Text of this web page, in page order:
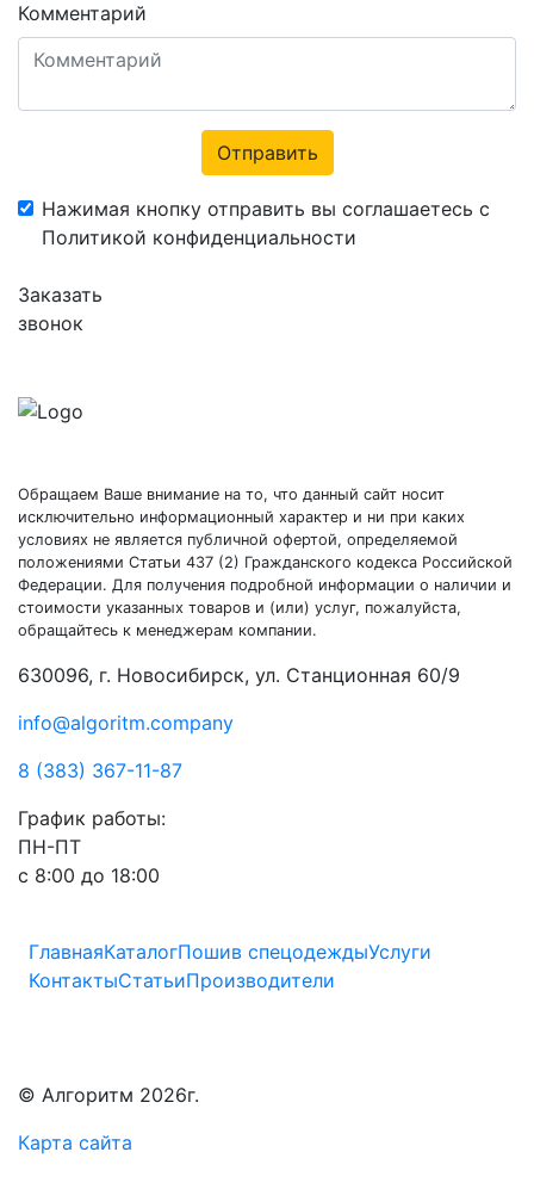
Комментарий
Отправить
Нажимая кнопку отправить вы соглашаетесь с
Политикой конфиденциальности
Заказать
звонок
Обращаем Ваше внимание на то, что данный сайт носит
исключительно информационный характер и ни при каких
условиях не является публичной офертой, определяемой
положениями Статьи 437 (2) Гражданского кодекса Российской
Федерации. Для получения подробной информации о наличии и
стоимости указанных товаров и (или) услуг, пожалуйста,
обращайтесь к менеджерам компании.
630096, г. Новосибирск, ул. Станционная 60/9
info@algoritm.company
8 (383) 367-11-87
График работы:
ПН-ПТ
с 8:00 до 18:00
ГлавнаяКаталогПошив спецодеждыУслуги
КонтактыСтатьиПроизводители
© Алгоритм 2026г.
Карта сайта